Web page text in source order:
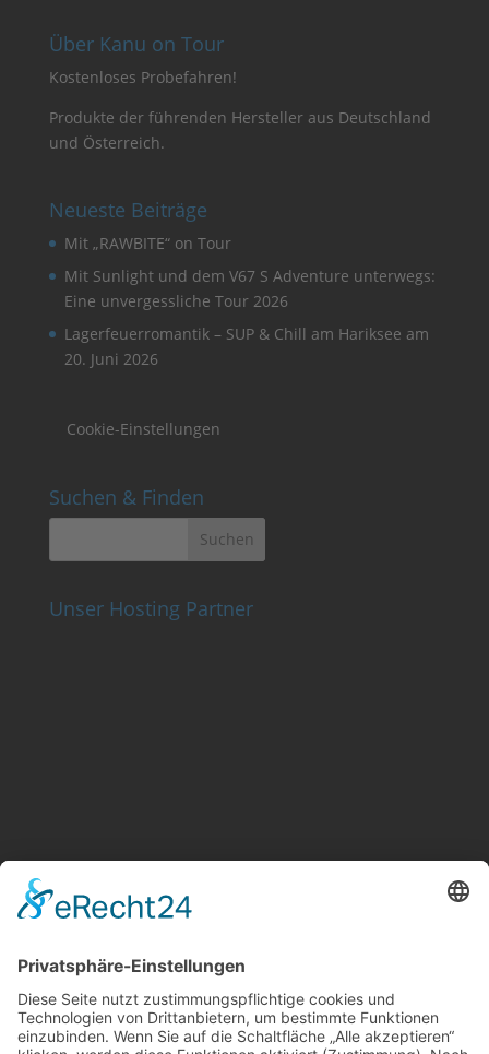
Über Kanu on Tour
Kostenloses Probefahren!
Produkte der führenden Hersteller aus Deutschland
und Österreich.
Neueste Beiträge
Mit „RAWBITE“ on Tour
Mit Sunlight und dem V67 S Adventure unterwegs:
Eine unvergessliche Tour 2026
Lagerfeuerromantik – SUP & Chill am Hariksee am
20. Juni 2026
Cookie-Einstellungen
Suchen & Finden
Unser Hosting Partner
Weitere Informationen